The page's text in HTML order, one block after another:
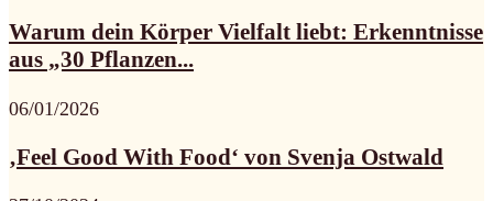
Warum dein Körper Vielfalt liebt: Erkenntnisse
aus „30 Pflanzen...
06/01/2026
‚Feel Good With Food‘ von Svenja Ostwald